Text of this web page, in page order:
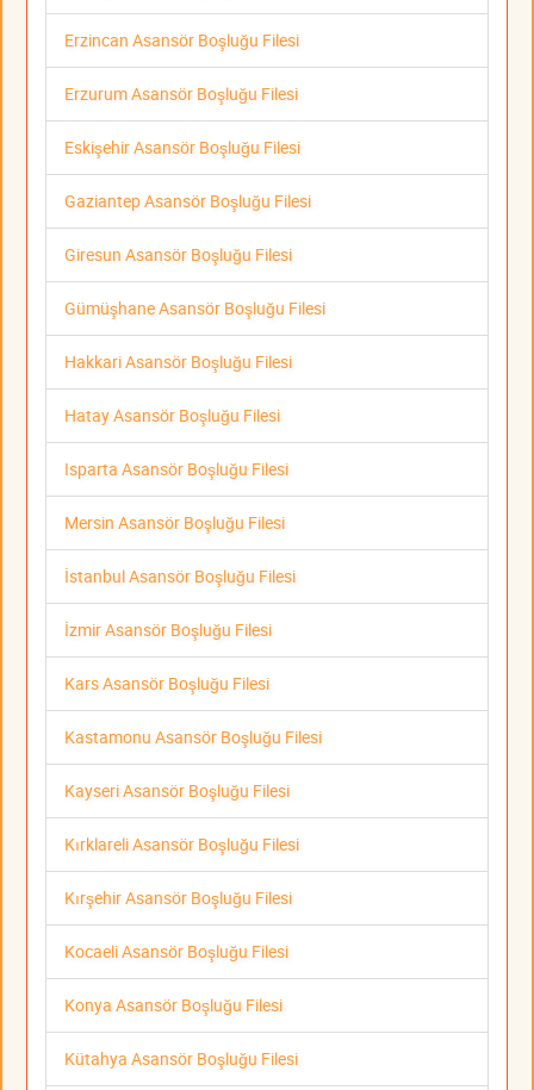
Erzincan Asansör Boşluğu Filesi
Erzurum Asansör Boşluğu Filesi
Eskişehir Asansör Boşluğu Filesi
Gaziantep Asansör Boşluğu Filesi
Giresun Asansör Boşluğu Filesi
Gümüşhane Asansör Boşluğu Filesi
Hakkari Asansör Boşluğu Filesi
Hatay Asansör Boşluğu Filesi
Isparta Asansör Boşluğu Filesi
Mersin Asansör Boşluğu Filesi
İstanbul Asansör Boşluğu Filesi
İzmir Asansör Boşluğu Filesi
Kars Asansör Boşluğu Filesi
Kastamonu Asansör Boşluğu Filesi
Kayseri Asansör Boşluğu Filesi
Kırklareli Asansör Boşluğu Filesi
Kırşehir Asansör Boşluğu Filesi
Kocaeli Asansör Boşluğu Filesi
Konya Asansör Boşluğu Filesi
Kütahya Asansör Boşluğu Filesi